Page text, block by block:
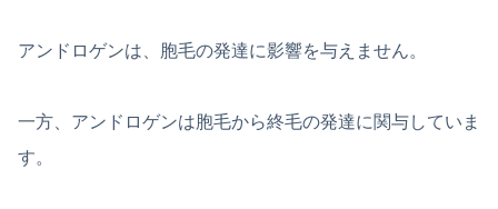
アンドロゲンは、胞毛の発達に影響を与えません。
一方、アンドロゲンは胞毛から終毛の発達に関与していま
す。